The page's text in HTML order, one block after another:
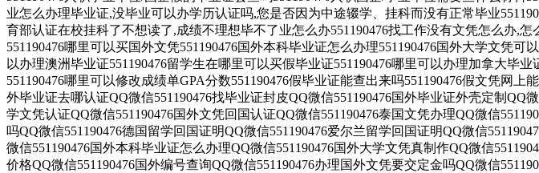
业怎么办理毕业证,没毕业可以办学历认证吗,您是否因为中途辍学、挂科而没有正常毕业
育部认证在校挂科了不想读了,成绩不理想毕不了业怎么办551190476找工作没有文凭怎么办,
551190476哪里可以买国外文凭551190476国外本科毕业证怎么办理551190476国外大学文凭
以办理澳洲毕业证551190476留学生在哪里可以买假毕业证551190476哪里可以办理加拿大毕
551190476哪里可以修改成绩单GPA分数551190476假毕业证能查出来吗551190476假文凭网
外毕业证去哪认证QQ微信551190476找毕业证封皮QQ微信551190476国外毕业证外壳定制QQ
学文凭认证QQ微信551190476国外文凭回国认证QQ微信551190476泰国文凭办理QQ微信
吗QQ微信551190476德国留学回国证明QQ微信551190476爱尔兰留学回国证明QQ微信
微信551190476国外本科毕业证怎么办理QQ微信551190476国外大学文凭真制作QQ微信
价格QQ微信551190476国外编号查询QQ微信551190476办理国外文凭要交定金吗QQ微信